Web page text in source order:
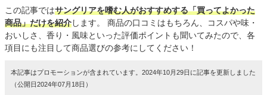
この記事ではサングリアを嗜む人がおすすめする「買ってよかった
商品」だけを紹介します。 商品の口コミはもちろん、コスパや味・
おいしさ、香り・風味といった評価ポイントも聞いてみたので、各
項目にも注目して商品選びの参考にしてください！
本記事はプロモーションが含まれています。2024年10月29日に記事を更新しました
（公開日2024年07月18日）